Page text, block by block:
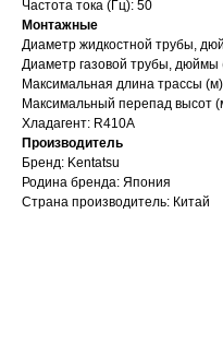
Частота тока (Гц): 50
Монтажные
Диаметр жидкостной трубы,
Диаметр газовой трубы, дюймы
Максимальная длина трассы
Максимальный перепад высот
Хладагент: R410A
Производитель
Бренд: Kentatsu
Родина бренда: Япония
Страна производитель: Китай